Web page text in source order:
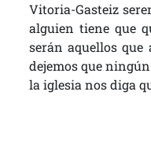
Vitoria-Gasteiz
alguien tiene que
serán aquellos que
dejemos que
la iglesia nos diga